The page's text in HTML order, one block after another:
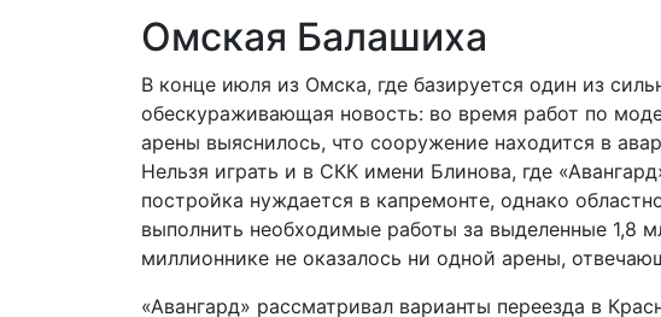
Омская Балашиха
В конце июля из Омска, где базируется один из
обескураживающая новость: во время работ по
арены выяснилось, что сооружение находится в
Нельзя играть и в СКК имени Блинова, где
постройка нуждается в кап­ремонте, однако
выполнить необходимые работы за выделенные 1,8
миллионнике не оказалось ни одной арены,
«Авангард» рассматривал варианты переезда в